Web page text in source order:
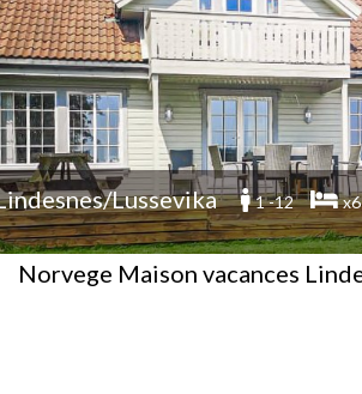
Lussevika 1 -12 x6
Norvege Maison vacances